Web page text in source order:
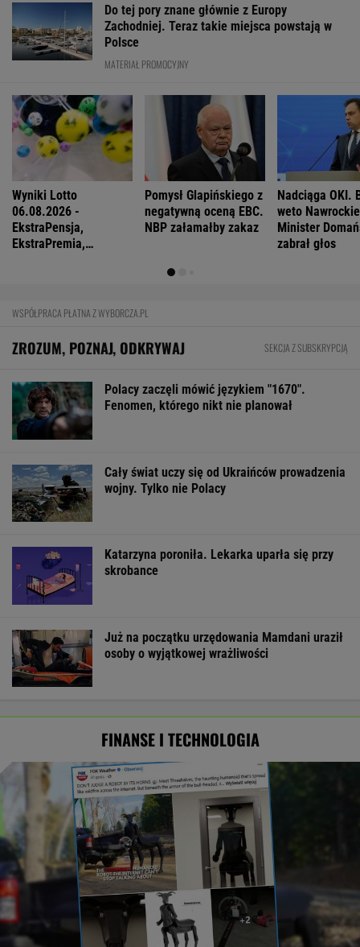
Do tej pory znane głównie z Europy
Zachodniej. Teraz takie miejsca powstają w
Polsce
MATERIAŁ PROMOCYJNY
Wyniki Lotto
06.08.2026 -
EkstraPensja,
EkstraPremia,
Pomysł Glapińskiego z
negatywną oceną EBC.
NBP załamałby zakaz
Nadciąga OKI.
weto
Minister
zabrał głos
WSPÓŁPRACA PŁATNA Z WYBORCZA.PL
ZROZUM, POZNAJ, ODKRYWAJ SEKCJA Z SUBSKRYPCJĄ
Polacy zaczęli mówić językiem "1670".
Fenomen, którego nikt nie planował
Cały świat uczy się od Ukraińców prowadzenia
wojny. Tylko nie Polacy
Katarzyna poroniła. Lekarka uparła się przy
skrobance
Już na początku urzędowania Mamdani uraził
osoby o wyjątkowej wrażliwości
FINANSE I TECHNOLOGIA